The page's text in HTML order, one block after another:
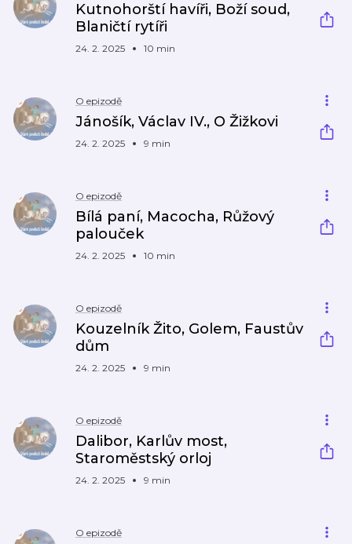
Kutnohorští havíři, Boží soud,
Blaničtí rytíři
24. 2. 2025 10 min
O epizodě
Jánošík, Václav IV., O Žižkovi
24. 2. 2025 9 min
O epizodě
Bílá paní, Macocha, Růžový
palouček
24. 2. 2025 10 min
O epizodě
Kouzelník Žito, Golem, Faustův
dům
24. 2. 2025 9 min
O epizodě
Dalibor, Karlův most,
Staroměstský orloj
24. 2. 2025 9 min
O epizodě